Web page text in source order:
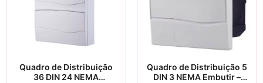
Quadro de Distribuição
36 DIN 24 NEMA
Quadro de Distribuição 5
DIN 3 NEMA Embutir –